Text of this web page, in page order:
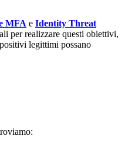
MFA e Identity Threat
per realizzare questi obiettivi,
legittimi possano